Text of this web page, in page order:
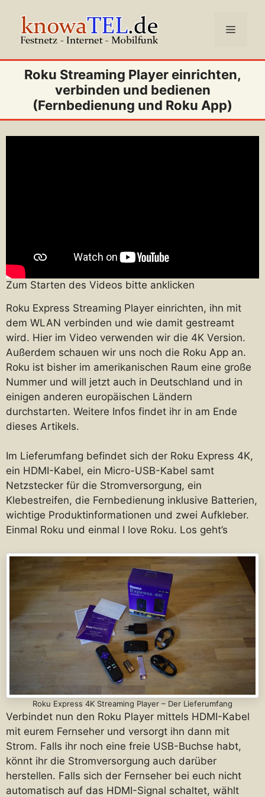
Inhalt
springen
Menü
Roku Streaming Player einrichten,
verbinden und bedienen
(Fernbedienung und Roku App)
Zum Starten des Videos bitte anklicken
Roku Express Streaming Player einrichten, ihn mit
dem WLAN verbinden und wie damit gestreamt
wird. Hier im Video verwenden wir die 4K Version.
Außerdem schauen wir uns noch die Roku App an.
Roku ist bisher im amerikanischen Raum eine große
Nummer und will jetzt auch in Deutschland und in
einigen anderen europäischen Ländern
durchstarten. Weitere Infos findet ihr in am Ende
dieses Artikels.
Im Lieferumfang befindet sich der Roku Express 4K,
ein HDMI-Kabel, ein Micro-USB-Kabel samt
Netzstecker für die Stromversorgung, ein
Klebestreifen, die Fernbedienung inklusive Batterien,
wichtige Produktinformationen und zwei Aufkleber.
Einmal Roku und einmal I love Roku. Los geht’s
Roku Express 4K Streaming Player – Der Lieferumfang
Verbindet nun den Roku Player mittels HDMI-Kabel
mit eurem Fernseher und versorgt ihn dann mit
Strom. Falls ihr noch eine freie USB-Buchse habt,
könnt ihr die Stromversorgung auch darüber
herstellen. Falls sich der Fernseher bei euch nicht
automatisch auf das HDMI-Signal schaltet, wählt